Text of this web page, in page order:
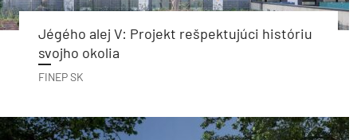
Jégého alej V: Projekt rešpektujúci históriu
svojho okolia
FINEP SK